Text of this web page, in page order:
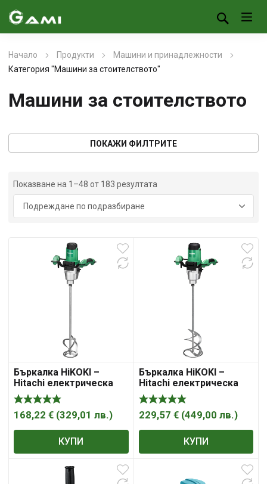
Начало Продукти
Машини и принадлежности
Категория "Машини за стоителството"
Машини за стоителството
ПОКАЖИ ФИЛТРИТЕ
Показване на 1–48 от 183 резултата
Бъркалка HiKOKI –
Hitachi електрическа
едношпинделна M14,
1200 W, 150-650 об./мин,
UM12VST2
168,22 € (329,01 лв.)
КУПИ
Бъркалка HiKOKI –
Hitachi електрическа
едношпинделна M14,
1600 W, 150-300/300-650
об./мин, UM16VST2
229,57 € (449,00 лв.)
КУПИ